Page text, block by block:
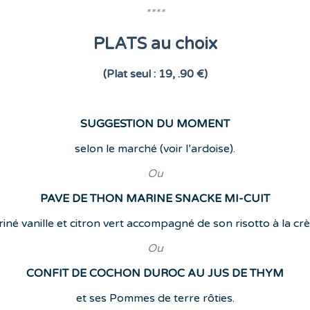
****
PLATS au choix
(Plat seul : 19, .90 €)
SUGGESTION DU MOMENT
selon le marché (voir l’ardoise).
Ou
PAVE DE THON MARINE SNACKE MI-CUIT
vanille et citron vert accompagné de son risotto à la
Ou
CONFIT DE COCHON DUROC AU JUS DE THYM
et ses Pommes de terre rôties.